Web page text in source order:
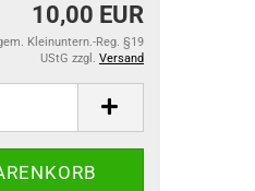
10,00 EUR
Kleinuntern.-Reg. §19
UStG zzgl. Versand